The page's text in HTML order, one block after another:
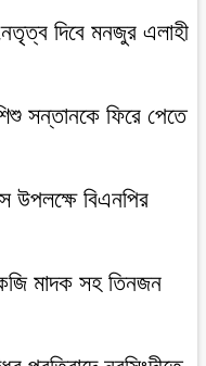
দিবে মনজুর এলাহী
সন্তানকে ফিরে পেতে
উপলক্ষে বিএনপির
মাদক সহ তিনজন